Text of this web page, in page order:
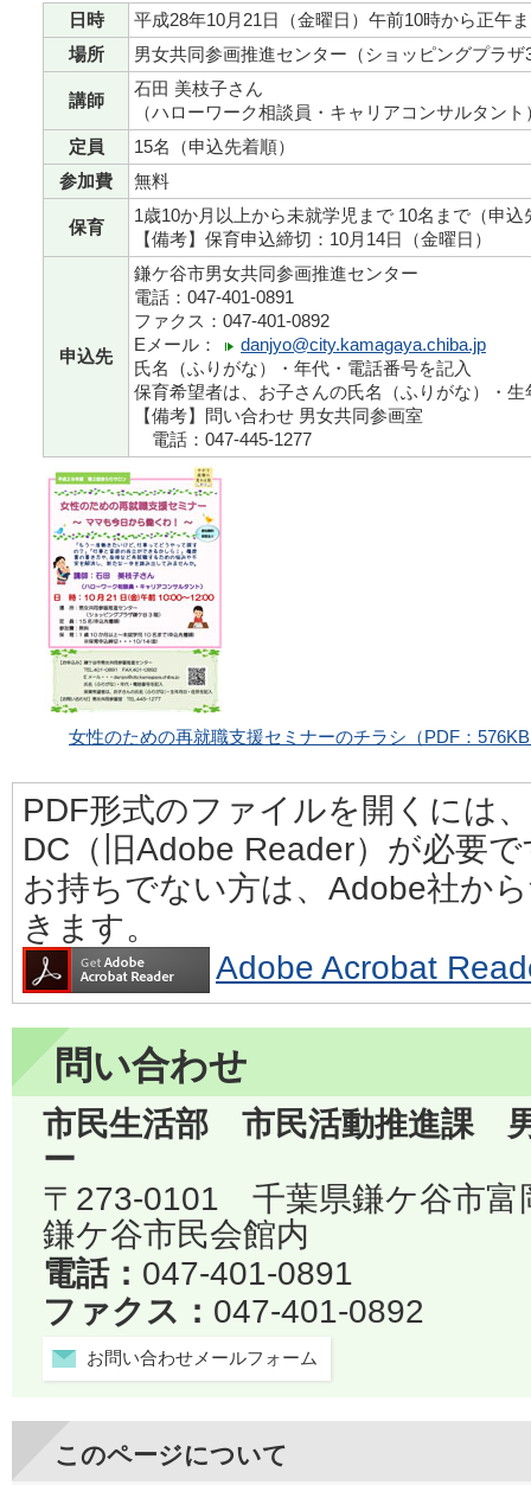
日時
平成28年10月21日（金曜日）午前10時から正午
場所
男女共同参画推進センター（ショッピングプラザ
講師
石田 美枝子さん
（ハローワーク相談員・キャリアコンサルタント
定員
15名（申込先着順）
参加費
無料
保育
1歳10か月以上から未就学児まで 10名まで（申込
【備考】保育申込締切：10月14日（金曜日）
申込先
鎌ケ谷市男女共同参画推進センター
電話：047-401-0891
ファクス：047-401-0892
Eメール：
danjyo@city.kamagaya.chiba.jp
氏名（ふりがな）・年代・電話番号を記入
保育希望者は、お子さんの氏名（ふりがな）・
【備考】問い合わせ 男女共同参画室
電話：047-445-1277
女性のための再就職支援セミナーのチラシ （PDF：
PDF形式のファイルを開くには
DC（旧Adobe Reader）が必要
お持ちでない方は、Adobe社か
きます。
Adobe Acrobat
問い合わせ
市民生活部 市民活動推進課
ー
〒273-0101 千葉県鎌ケ谷市
鎌ケ谷市民会館内
電話： 047-401-0891
ファクス： 047-401-0892
お問い合わせメールフォーム
このページについて